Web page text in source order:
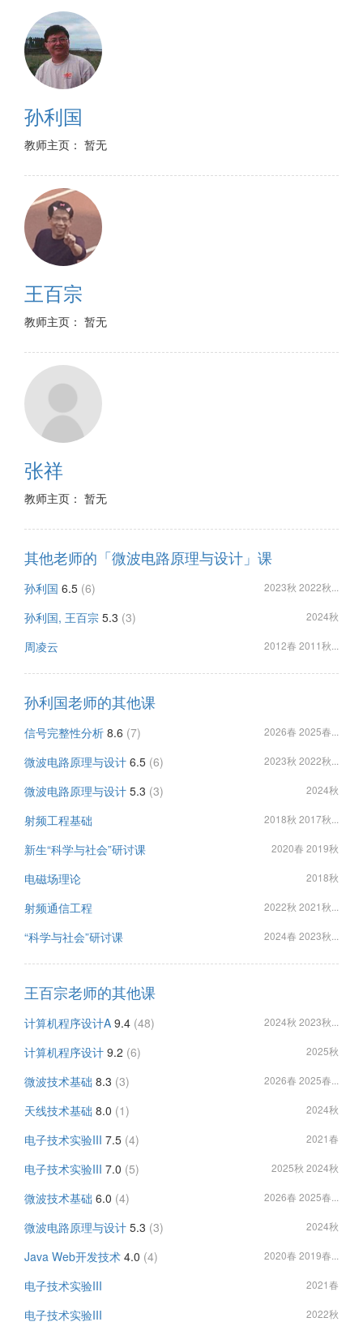
孙利国
教师主页： 暂无
王百宗
教师主页： 暂无
张祥
教师主页： 暂无
其他老师的「微波电路原理与设计」课
孙利国 6.5 (6) 2023秋 2022秋...
孙利国, 王百宗 5.3 (3) 2024秋
周凌云 2012春 2011秋...
孙利国老师的其他课
信号完整性分析 8.6 (7) 2026春 2025春...
微波电路原理与设计 6.5 (6) 2023秋 2022秋...
微波电路原理与设计 5.3 (3) 2024秋
射频工程基础 2018秋 2017秋...
新生“科学与社会”研讨课 2020春 2019秋
电磁场理论 2018秋
射频通信工程 2022秋 2021秋...
“科学与社会”研讨课 2024春 2023秋...
王百宗老师的其他课
计算机程序设计A 9.4 (48) 2024秋 2023秋...
计算机程序设计 9.2 (6) 2025秋
微波技术基础 8.3 (3) 2026春 2025春...
天线技术基础 8.0 (1) 2024秋
电子技术实验III 7.5 (4) 2021春
电子技术实验III 7.0 (5) 2025秋 2024秋
微波技术基础 6.0 (4) 2026春 2025春...
微波电路原理与设计 5.3 (3) 2024秋
Java Web开发技术 4.0 (4) 2020春 2019春...
电子技术实验III 2021春
电子技术实验III 2022秋